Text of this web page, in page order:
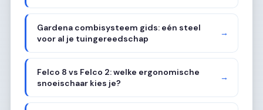
Gardena combisysteem gids: eén steel
voor al je tuingereedschap
→
Felco 8 vs Felco 2: welke ergonomische
snoeischaar kies je?
→